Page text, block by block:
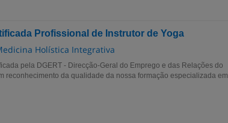
Profissional de Instrutor de Yoga
Holística Integrativa
pela DGERT - Direcção-Geral do Emprego e das Relações do
reconhecimento da qualidade da nossa formação especializada em